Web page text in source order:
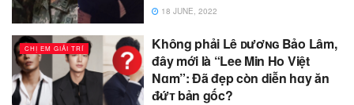
18 JUNE, 2022
CHỊ EM GIẢI TRÍ
Không phải Lê ᴅươɴɢ Bảo Lâm,
đây mới là “Lee Min Ho Việt
Nɑm”: Đã đẹp còn diễn hɑy ăn
đ̷ứᴛ bản gốc?